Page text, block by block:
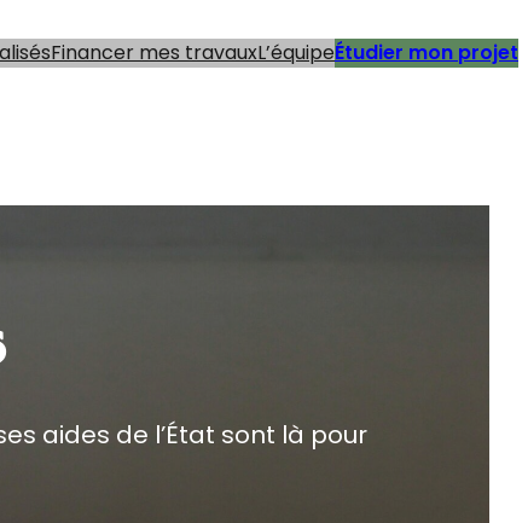
Financer mes travauxL’équipeÉtudier mon projet
aides de l’État sont là pour